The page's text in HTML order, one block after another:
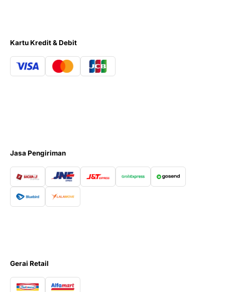
Kartu Kredit & Debit
Jasa Pengiriman
Gerai Retail